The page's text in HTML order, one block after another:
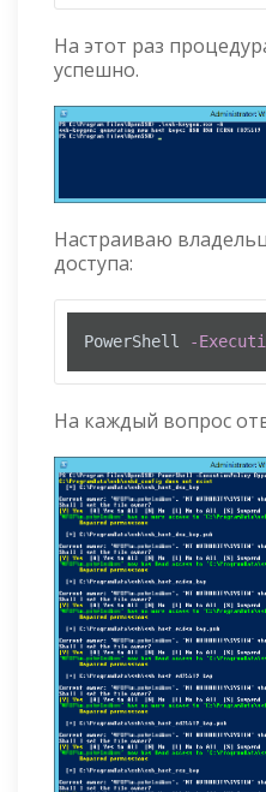
На этот раз
успешно.
Настраиваю
доступа:
PowerShell -
На каждый вопрос